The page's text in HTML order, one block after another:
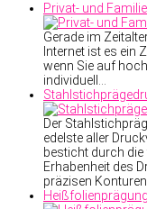
Privat- und
Gerade im
Internet ist es ein
wenn Sie auf
individuell…
Der
edelste aller
besticht durch die
Erhabenheit des
präzisen
Heißfolienprägung